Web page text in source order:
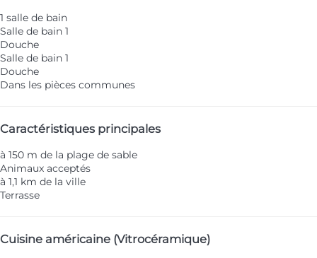
1 salle de bain
Salle de bain 1
Douche
Salle de bain 1
Douche
Dans les pièces communes
Caractéristiques principales
à 150 m de la plage de sable
Animaux acceptés
à 1,1 km de la ville
Terrasse
Cuisine américaine (Vitrocéramique)